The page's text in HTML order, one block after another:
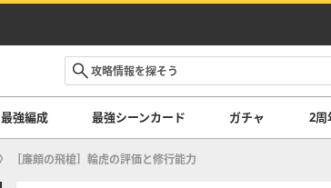
最強編成 最強シーンカード ガチャ 2周
［廉頗の飛槍］輪虎の評価と修行能力